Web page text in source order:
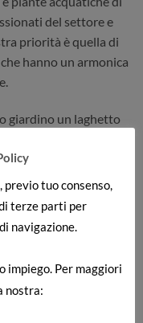
del settore e
priorità è quella di
hanno un armonica
giardino un laghetto
dell’epoca era
lo stato di
con finalità diverse, è
spesso
qui allora ad
tuo consenso,
terze parti per
navigazione.
impiego. Per maggiori
nostra: